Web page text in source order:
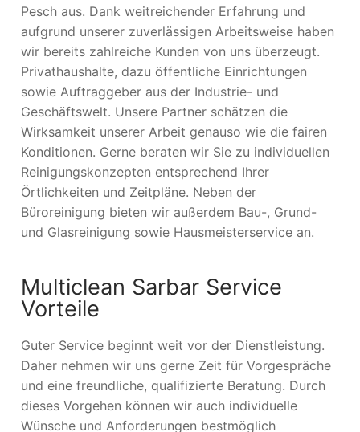
Pesch aus. Dank weitreichender Erfahrung und
aufgrund unserer zuverlässigen Arbeitsweise haben
wir bereits zahlreiche Kunden von uns überzeugt.
Privathaushalte, dazu öffentliche Einrichtungen
sowie Auftraggeber aus der Industrie- und
Geschäftswelt. Unsere Partner schätzen die
Wirksamkeit unserer Arbeit genauso wie die fairen
Konditionen. Gerne beraten wir Sie zu individuellen
Reinigungskonzepten entsprechend Ihrer
Örtlichkeiten und Zeitpläne. Neben der
Büroreinigung bieten wir außerdem Bau-, Grund-
und Glasreinigung sowie Hausmeisterservice an.
Multiclean Sarbar Service
Vorteile
Guter Service beginnt weit vor der Dienstleistung.
Daher nehmen wir uns gerne Zeit für Vorgespräche
und eine freundliche, qualifizierte Beratung. Durch
dieses Vorgehen können wir auch individuelle
Wünsche und Anforderungen bestmöglich